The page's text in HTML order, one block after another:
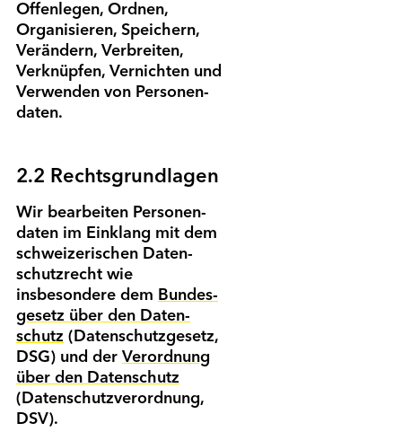
Offenlegen, Ordnen,
Organisieren, Speichern,
Verändern, Verbreiten,
Verknüpfen, Vernichten und
Verwenden von Personen­
daten.
2.2 Rechts­grundlagen
Wir bearbeiten Personen­
daten im Einklang mit dem
schweizerischen Daten­
schutz­recht wie
insbesondere dem Bundes­
gesetz über den Daten­
schutz (Daten­schutz­gesetz,
DSG) und der Verordnung
über den Daten­schutz
(Daten­schutz­verordnung,
DSV).